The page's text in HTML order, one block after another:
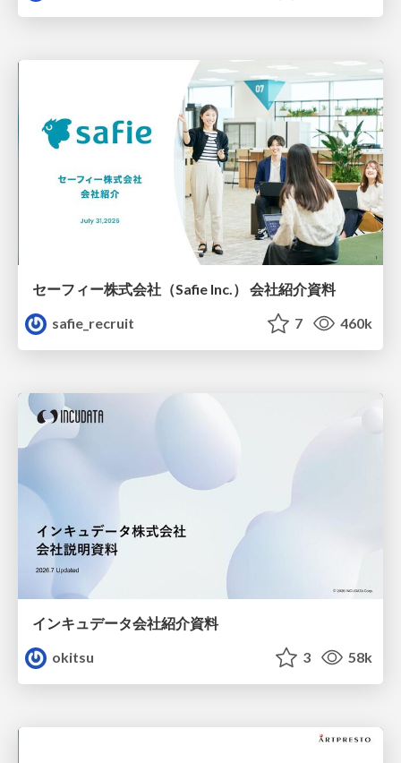
セーフィー株式会社（Safie Inc.） 会社紹介資料
safie_recruit
7 460k
インキュデータ会社紹介資料
okitsu
3 58k